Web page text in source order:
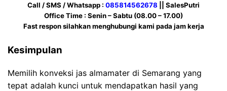
Call / SMS / Whatsapp : 085814562678 || SalesPutri
Office Time : Senin – Sabtu (08.00 – 17.00)
Fast respon silahkan menghubungi kami pada jam kerja
Kesimpulan
Memilih konveksi jas almamater di Semarang yang
tepat adalah kunci untuk mendapatkan hasil yang